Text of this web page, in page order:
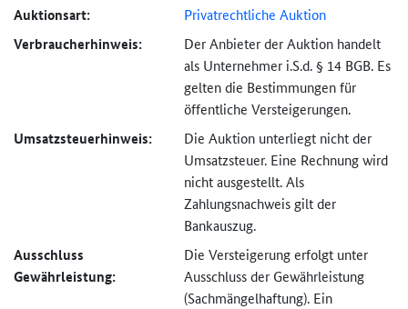
Auktionsart: Privatrechtliche Auktion
Verbraucher­hinweis:
Der Anbieter der Auktion handelt
als Unternehmer i.S.d. § 14 BGB. Es
gelten die Bestimmungen für
öffentliche Versteigerungen.
Umsatzsteuer­hinweis:
Die Auktion unterliegt nicht der
Umsatzsteuer. Eine Rechnung wird
nicht ausgestellt. Als
Zahlungsnachweis gilt der
Bankauszug.
Ausschluss
Gewährleistung:
Die Versteigerung erfolgt unter
Ausschluss der Gewährleistung
(Sachmängel­haftung). Ein